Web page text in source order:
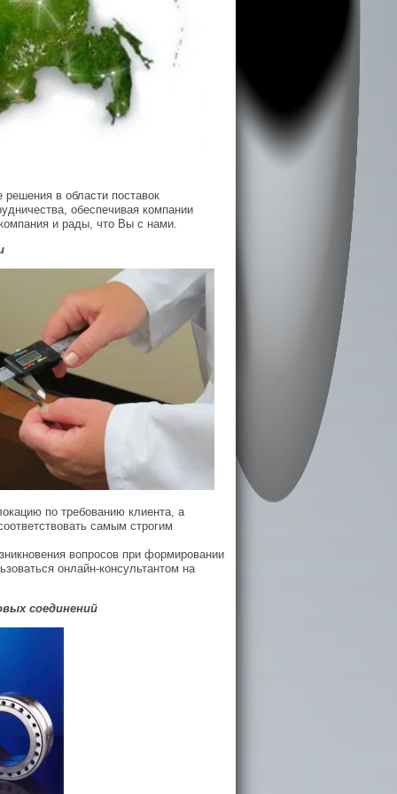
в области поставок
обеспечивая компании
и рады, что Вы с нами.
по требованию клиента, а
самым строгим
вопросов при формировании
онлайн-консультантом на
соединений